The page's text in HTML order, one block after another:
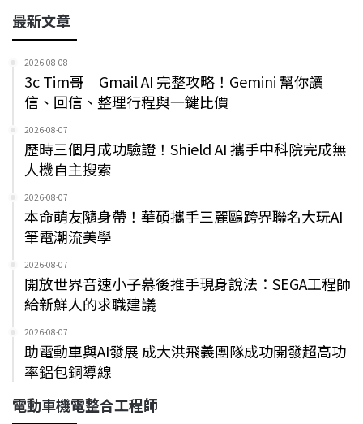
最新文章
2026-08-08
3c Tim哥｜Gmail AI 完整攻略！Gemini 幫你讀
信、回信、整理行程與一鍵比價
2026-08-07
歷時三個月成功驗證！Shield AI 攜手中科院完成無
人機自主搜索
2026-08-07
本命萌友隨身帶！華碩攜手三麗鷗跨界聯名大玩AI
筆電潮流美學
2026-08-07
開放世界音速小子幕後推手現身說法：SEGA工程師
給新鮮人的求職建議
2026-08-07
助電動車與AI發展 成大洪飛義團隊成功開發超高功
率鋁包銅導線
電動車機電整合工程師